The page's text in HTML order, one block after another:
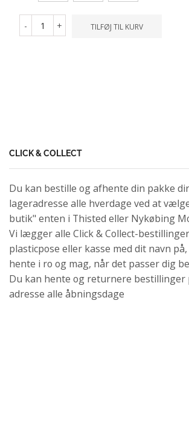
- + TILFØJ TIL KURV
CLICK & COLLECT
Du kan bestille og afhente din pakke
lageradresse alle hverdage ved at
butik" enten i Thisted eller Nykøbing
Vi lægger alle Click & Collect-
plasticpose eller kasse med dit navn
hente i ro og mag, når det passer dig
Du kan hente og returnere bestillinger
adresse alle åbningsdage